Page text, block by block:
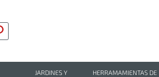
JARDINES Y
HERRAMAMIENTAS DE